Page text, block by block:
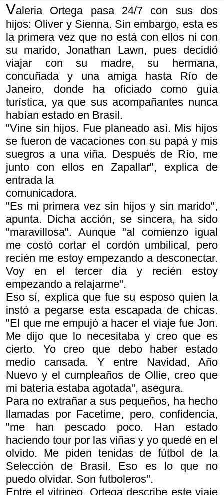
Valeria Ortega pasa 24/7 con sus dos
hijos: Oliver y Sienna. Sin embargo, esta es
la primera vez que no está con ellos ni con
su marido, Jonathan Lawn, pues decidió
viajar con su madre, su hermana,
concuñada y una amiga hasta Río de
Janeiro, donde ha oficiado como guía
turística, ya que sus acompañantes nunca
habían estado en Brasil.
"Vine sin hijos. Fue planeado así. Mis hijos
se fueron de vacaciones con su papá y mis
suegros a una viña. Después de Río, me
junto con ellos en Zapallar", explica de
entrada la
comunicadora.
"Es mi primera vez sin hijos y sin marido",
apunta. Dicha acción, se sincera, ha sido
"maravillosa". Aunque "al comienzo igual
me costó cortar el cordón umbilical, pero
recién me estoy empezando a desconectar.
Voy en el tercer día y recién estoy
empezando a relajarme".
Eso sí, explica que fue su esposo quien la
instó a pegarse esta escapada de chicas.
"El que me empujó a hacer el viaje fue Jon.
Me dijo que lo necesitaba y creo que es
cierto. Yo creo que debo haber estado
medio cansada. Y entre Navidad, Año
Nuevo y el cumpleaños de Ollie, creo que
mi batería estaba agotada", asegura.
Para no extrañar a sus pequeños, ha hecho
llamadas por Facetime, pero, confidencia,
"me han pescado poco. Han estado
haciendo tour por las viñas y yo quedé en el
olvido. Me piden tenidas de fútbol de la
Selección de Brasil. Eso es lo que no
puedo olvidar. Son futboleros".
Entre el vitrineo, Ortega describe este viaje